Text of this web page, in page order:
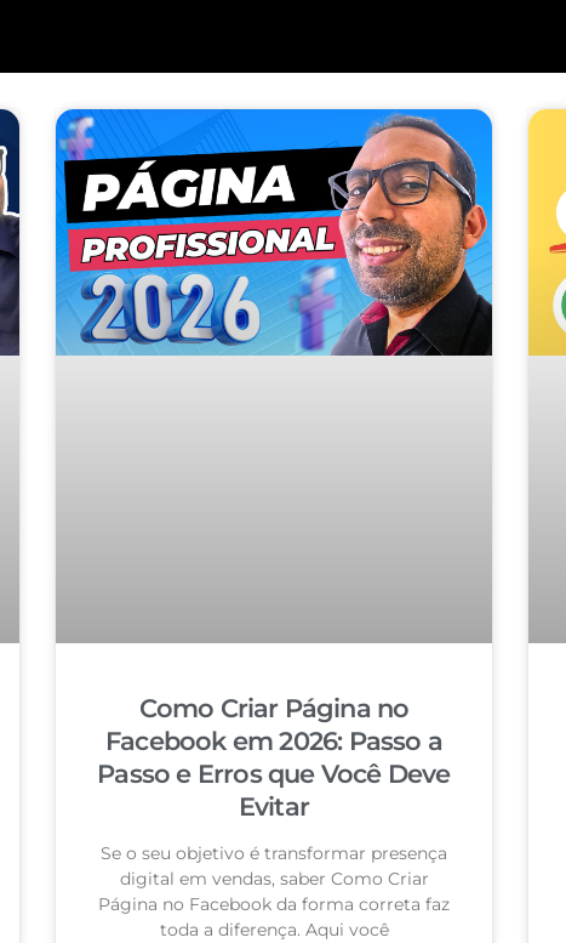
Como Criar Página no
Facebook em 2026: Passo a
Passo e Erros que Você Deve
Evitar
Se o seu objetivo é transformar presença
digital em vendas, saber Como Criar
Página no Facebook da forma correta faz
toda a diferença. Aqui você